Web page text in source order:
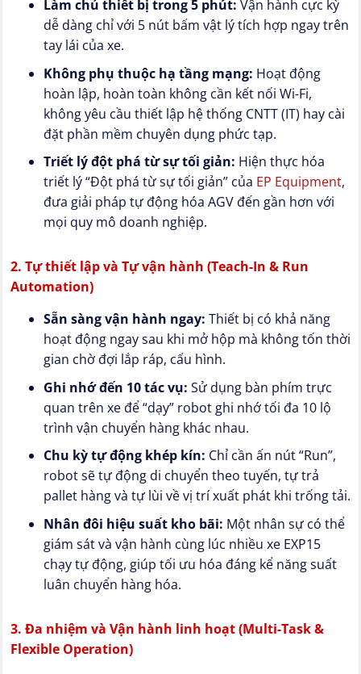
Làm chủ thiết bị trong 5 phút: Vận hành cực kỳ
dễ dàng chỉ với 5 nút bấm vật lý tích hợp ngay trên
tay lái của xe.
Không phụ thuộc hạ tầng mạng: Hoạt động
hoàn lập, hoàn toàn không cần kết nối Wi-Fi,
không yêu cầu thiết lập hệ thống CNTT (IT) hay cài
đặt phần mềm chuyên dụng phức tạp.
Triết lý đột phá từ sự tối giản: Hiện thực hóa
triết lý “Đột phá từ sự tối giản” của EP Equipment,
đưa giải pháp tự động hóa AGV đến gần hơn với
mọi quy mô doanh nghiệp.
2. Tự thiết lập và Tự vận hành (Teach-In & Run
Automation)
Sẵn sàng vận hành ngay: Thiết bị có khả năng
hoạt động ngay sau khi mở hộp mà không tốn thời
gian chờ đợi lắp ráp, cấu hình.
Ghi nhớ đến 10 tác vụ: Sử dụng bàn phím trực
quan trên xe để “dạy” robot ghi nhớ tối đa 10 lộ
trình vận chuyển hàng khác nhau.
Chu kỳ tự động khép kín: Chỉ cần ấn nút “Run”,
robot sẽ tự động di chuyển theo tuyến, tự trả
pallet hàng và tự lùi về vị trí xuất phát khi trống tải.
Nhân đôi hiệu suất kho bãi: Một nhân sự có thể
giám sát và vận hành cùng lúc nhiều xe EXP15
chạy tự động, giúp tối ưu hóa đáng kể năng suất
luân chuyển hàng hóa.
3. Đa nhiệm và Vận hành linh hoạt (Multi-Task &
Flexible Operation)